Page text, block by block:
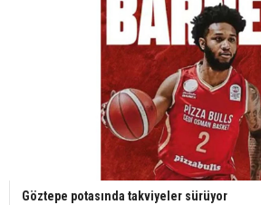
Göztepe potasında takviyeler sürüyor